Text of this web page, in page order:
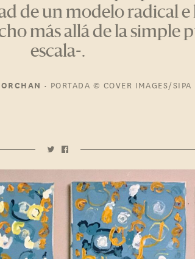
de un modelo radical
más allá de la simple
escala-.
• PORTADA © COVER IMAGES/SIPA